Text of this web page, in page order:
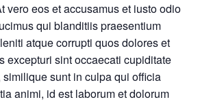
vero eos et accusamus et iusto odio
qui blanditiis praesentium
atque corrupti quos dolores et
excepturi sint occaecati cupiditate
similique sunt in culpa qui officia
animi, id est laborum et dolorum